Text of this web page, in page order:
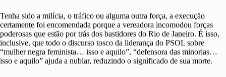
Tenha sido a milícia, o tráfico ou alguma outra força, a execução
certamente foi encomendada porque a vereadora incomodou forças
poderosas que estão por trás dos bastidores do Rio de Janeiro. É isso,
inclusive, que todo o discurso tosco da liderança do PSOL sobre
“mulher negra feminista… isso e aquilo”, “defensora das minorias…
isso e aquilo” ajuda a nublar, reduzindo o significado de sua morte.